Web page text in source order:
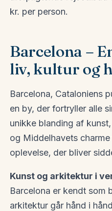
kr. per person.
Barcelona –
liv, kultur og
Barcelona, Cataloniens
en by, der fortryller alle
unikke blanding af
og Middelhavets
oplevelse, der bliver
Kunst og arkitektur i
Barcelona er kendt som
arkitektur går hånd i